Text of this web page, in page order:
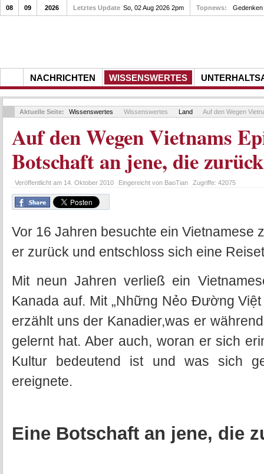
NACHRICHTEN WISSENSWERTES
08 09 2026 Letztes Update So, 02 Aug 2026 2pm Topnews: Gedenken
Aktuelle Seite: Wissenswertes Wissenswertes Land Auf den Wegen
Auf den Wegen Vietnams
Botschaft an jene, die
Veröffentlicht am 14. Oktober 2010 Eingereicht von BaoTian Zugriffe: 42075
Vor 16 Jahren besuchte ein Vietnamese
er zurück und entschloss sich eine
Mit neun Jahren verließ ein
Kanada auf. Mit „Những Nẻo Đường
erzählt uns der Kanadier,was er
gelernt hat. Aber auch, woran er sich
Kultur bedeutend ist und was sich
ereignete.
Eine Botschaft an jene, die